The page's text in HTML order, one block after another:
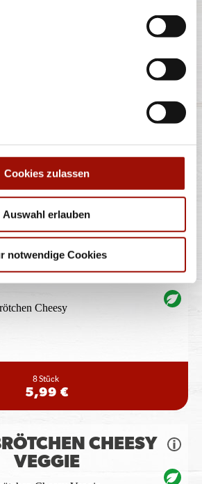
Cookies zulassen
Auswahl erlauben
notwendige Cookies
Käsesahnesauce, Champignons,
...mehr
12,40 €
CHEESY
8 Stück
5,99 €
CHEESY
VEGGIE